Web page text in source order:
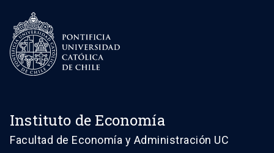
Instituto de Economía
Facultad de Economía y Administración UC